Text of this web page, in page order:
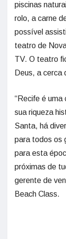
piscinas
rolo, a carne
possível
teatro de
TV. O teatro
Deus, a cerca
“Recife é
sua riqueza
Santa, há
para todos os
para esta
próximas de
gerente de
Beach Class.